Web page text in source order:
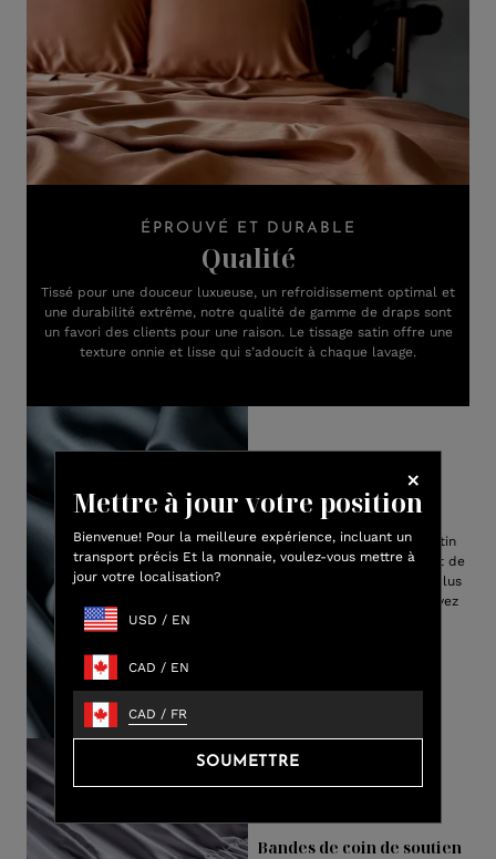
Mettre à jour votre position
Bienvenue! Pour la meilleure expérience, incluant un
transport précis Et la monnaie, voulez-vous mettre à
jour votre localisation?
USD / EN
CAD / EN
CAD / FR
SOUMETTRE
ÉPROUVÉ ET DURABLE
Qualité
Tissé pour une douceur luxueuse, un refroidissement optimal et
une durabilité extrême, notre qualité de gamme de draps sont
un favori des clients pour une raison. Le tissage satin offre une
texture onnie et lisse qui s’adoucit à chaque lavage.
Tissage de satin
Notre tissage luxueux en satin
combiné à notre viscose haut de
gamme en bambou crée la plus
douce de draps que vous avez
Bandes de coin de soutien